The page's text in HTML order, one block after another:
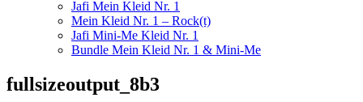
Jafi Mein Kleid Nr. 1
Mein Kleid Nr. 1 – Rock(t)
Jafi Mini-Me Kleid Nr. 1
Bundle Mein Kleid Nr. 1 & Mini-Me
fullsizeoutput_8b3